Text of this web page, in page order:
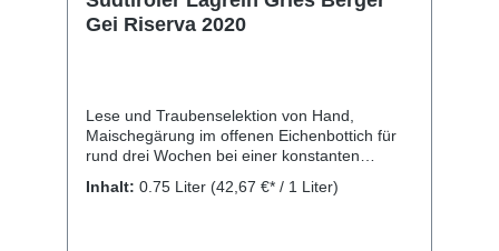
Gei Riserva 2020
Lese und Traubenselektion von Hand,
Maischegärung im offenen Eichenbottich für
rund drei Wochen bei einer konstanten
Säureabbau und Ausbau für 12-14 Monate
Inhalt: 0.75 Liter (42,67 €* / 1 Liter)